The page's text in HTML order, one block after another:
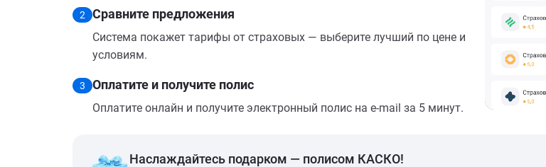
2 Сравните предложения
Система покажет тарифы от страховых — выберите лучший по цене и
условиям.
3 Оплатите и получите полис
Оплатите онлайн и получите электронный полис на e-mail за 5 минут.
Наслаждайтесь подарком — полисом КАСКО!